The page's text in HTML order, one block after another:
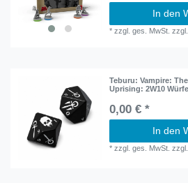
In den
*zzgl. ges. MwSt.
Teburu: Vampire:
Uprising: 2W10
0,00 € *
In den
*zzgl. ges. MwSt.